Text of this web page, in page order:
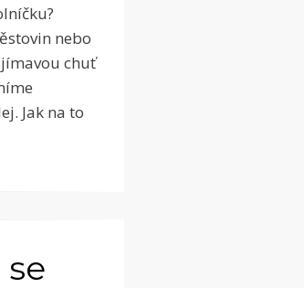
nebo
chuť
Jak na to